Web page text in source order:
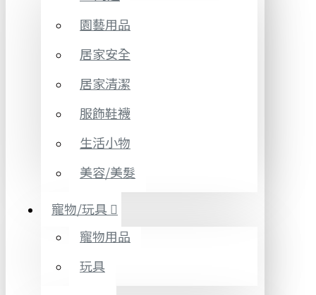
園藝用品
居家安全
居家清潔
服飾鞋襪
生活小物
美容/美髮
寵物/玩具
寵物用品
玩具